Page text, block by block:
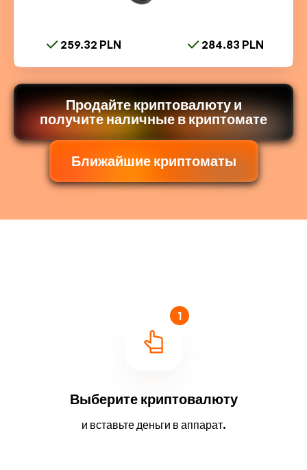
259.32 PLN 284.83 PLN
Продайте криптовалюту и
получите наличные в криптомате
Ближайшие криптоматы
1
Выберите криптовалюту
и вставьте деньги в аппарат.